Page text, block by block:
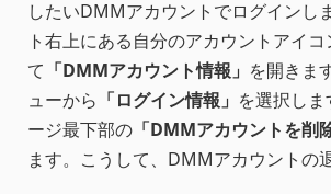
したいDMMアカウントでログインし
ト右上にある自分のアカウントアイ
て 「DMMアカウント情報」 を開きま
ューから 「ログイン情報」 を選択し
ージ最下部の 「DMMアカウントを削
ます。こうして、DMMアカウントの